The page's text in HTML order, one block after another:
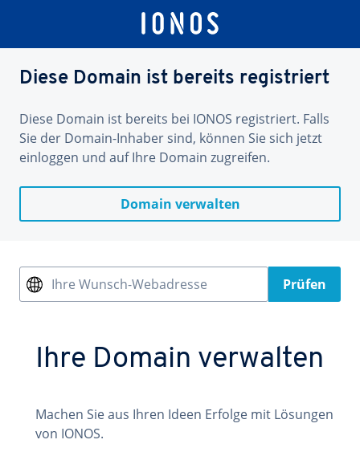
Diese Domain ist bereits registriert
Diese Domain ist bereits bei IONOS registriert. Falls
Sie der Domain-Inhaber sind, können Sie sich jetzt
einloggen und auf Ihre Domain zugreifen.
Domain verwalten
Ihre Wunsch-Webadresse Prüfen
Ihre Domain verwalten
Machen Sie aus Ihren Ideen Erfolge mit Lösungen
von IONOS.